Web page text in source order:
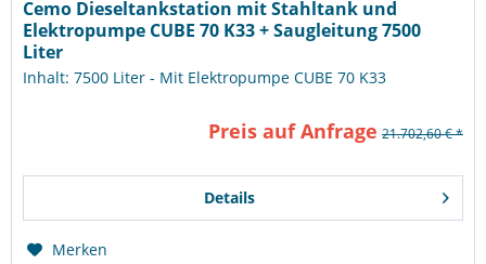
Cemo Dieseltankstation mit Stahltank und
Elektropumpe CUBE 70 K33 + Saugleitung 7500
Liter
Inhalt: 7500 Liter - Mit Elektropumpe CUBE 70 K33
Preis auf Anfrage 21.702,60 € *
Details
Merken